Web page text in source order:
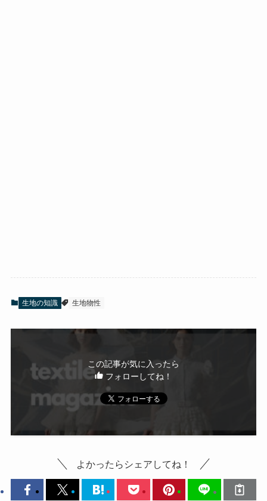
生地の知識 生地物性
この記事が気に入ったら
フォローしてね！
よかったらシェアしてね！